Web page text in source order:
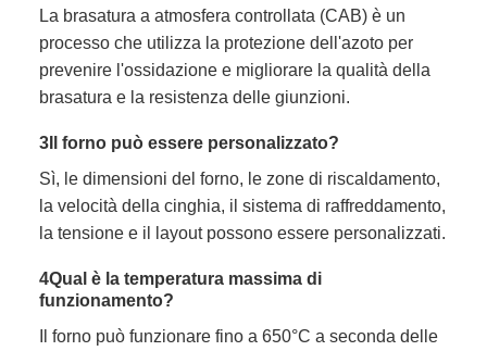
La brasatura a atmosfera controllata (CAB) è un
processo che utilizza la protezione dell'azoto per
prevenire l'ossidazione e migliorare la qualità della
brasatura e la resistenza delle giunzioni.
3Il forno può essere personalizzato?
Sì, le dimensioni del forno, le zone di riscaldamento,
la velocità della cinghia, il sistema di raffreddamento,
la tensione e il layout possono essere personalizzati.
4Qual è la temperatura massima di
funzionamento?
Il forno può funzionare fino a 650°C a seconda delle